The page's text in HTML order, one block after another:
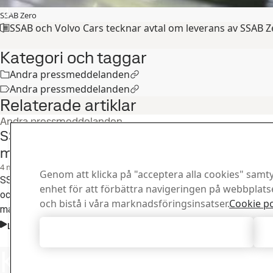
SSAB Zero
SSAB och Volvo Cars tecknar avtal om leverans av
Kategori och taggar
Andra pressmeddelanden
Andra pressmeddelanden
Relaterade artiklar
Andra pressmeddelanden
SSAB och Toyota Material Handling Europe
minska koldioxidavtrycket för
4 mar
SSAB och Toyota Material Handling Europe har tecknat ett
och leveranser av SSAB Zero™. Toyota är den första tillverkaren
materialhanteringsutrustning som använder SSAB Zero™.
Läs hela berättelsen
Genom att klicka på "acceptera alla cookies"
enhet för att förbättra navigeringen på
och bistå i våra marknadsföringsinsatser.Cookie